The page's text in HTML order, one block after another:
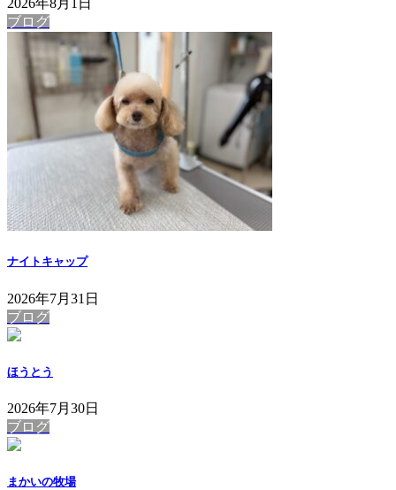
2026年8月1日
ブログ
ナイトキャップ
2026年7月31日
ブログ
ほうとう
2026年7月30日
ブログ
まかいの牧場